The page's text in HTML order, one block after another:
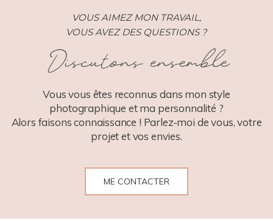
VOUS AIMEZ MON TRAVAIL,
VOUS AVEZ DES QUESTIONS ?
Discutons ensemble
Vous vous êtes reconnus dans mon style
photographique et ma personnalité ?
Alors faisons connaissance ! Parlez-moi de vous, votre
projet et vos envies.
ME CONTACTER